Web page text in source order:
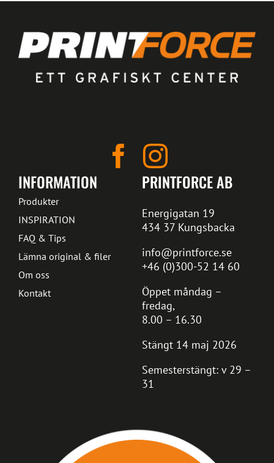
PRINTFORCE AB
Energigatan 19
434 37 Kungsbacka
info@printforce.se
+46 (0)300-52 14 60
Öppet måndag –
fredag,
8.00 – 16.30
Stängt 14 maj 2026
Semesterstängt: v 29 –
31
INFORMATION
Produkter
INSPIRATION
FAQ & Tips
Lämna original & filer
Om oss
Kontakt